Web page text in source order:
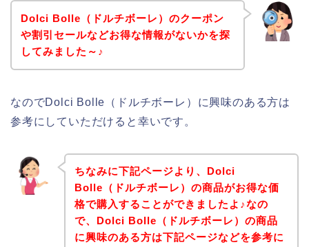
Dolci Bolle（ドルチボーレ）のクーポン
や割引セールなどお得な情報がないかを探
してみました～♪
なのでDolci Bolle（ドルチボーレ）に興味のある方は
参考にしていただけると幸いです。
ちなみに下記ページより、Dolci
Bolle（ドルチボーレ）の商品がお得な価
格で購入することができましたよ♪なの
で、Dolci Bolle（ドルチボーレ）の商品
に興味のある方は下記ページなどを参考に